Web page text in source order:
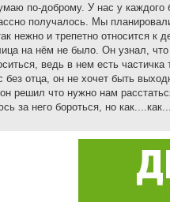
по-доброму. У нас у
получалось. Мы
нежно и трепетно относится
на нём не было. Он узнал,
ведь в нем есть
без отца, он не хочет быть
решил что нужно нам
за него бороться, но